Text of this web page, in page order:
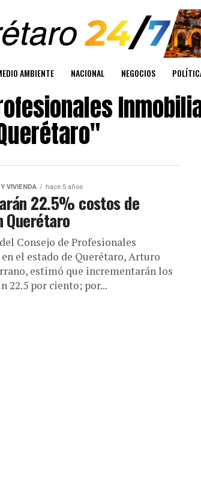
AMBIENTE NACIONAL NEGOCIOS
VIVIENDA hace 5 años
22.5% costos de
Querétaro
Consejo de Profesionales
el estado de Querétaro, Arturo
estimó que incrementarán los
22.5 por ciento; por...